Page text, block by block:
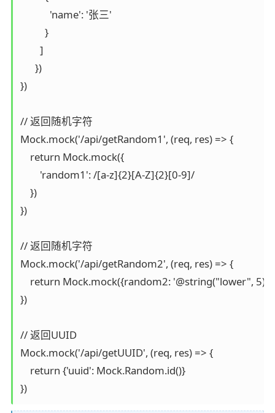
            'name': '张三'
          }
        ]
      })
})
// 返回随机字符
Mock.mock('/api/getRandom1', (req, res) => {
    return Mock.mock({
        'random1': /[a-z]{2}[A-Z]{2}[0-9]/
    })
})
// 返回随机字符
Mock.mock('/api/getRandom2', (req, res) => {
    return Mock.mock({random2: '@string("lower", 5)'})
})
// 返回UUID
Mock.mock('/api/getUUID', (req, res) => {
    return {'uuid': Mock.Random.id()}
})